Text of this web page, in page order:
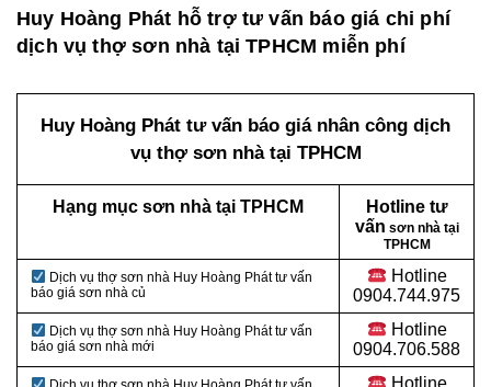
Huy Hoàng Phát hỗ trợ tư vấn báo giá chi phí
dịch vụ thợ sơn nhà tại TPHCM miễn phí
Huy Hoàng Phát tư vấn báo giá nhân công dịch
vụ thợ sơn nhà tại TPHCM
Hạng mục sơn nhà tại TPHCM
Hotline tư
vấn sơn nhà tại
TPHCM
Dịch vụ thợ sơn nhà Huy Hoàng Phát tư vấn
báo giá sơn nhà củ
Hotline
0904.744.975
Dịch vụ thợ sơn nhà Huy Hoàng Phát tư vấn
báo giá sơn nhà mới
Hotline
0904.706.588
Hotline